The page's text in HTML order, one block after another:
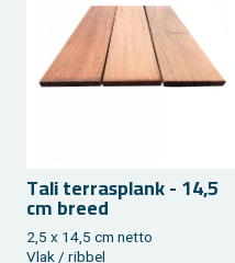
Tali ter­ras­plank - 14,5
cm breed
2,5 x 14,5 cm netto
Vlak / rib­bel